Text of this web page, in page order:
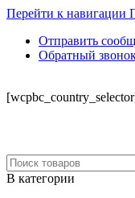
Перейти к навигации
Отправить
Обратный
В категории